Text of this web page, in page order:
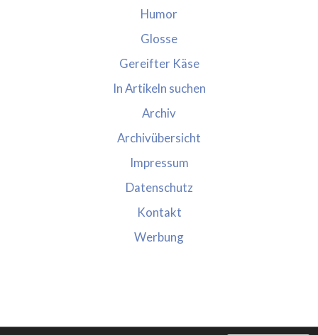
Humor
Glosse
Gereifter Käse
In Artikeln suchen
Archiv
Archivübersicht
Impressum
Datenschutz
Kontakt
Werbung